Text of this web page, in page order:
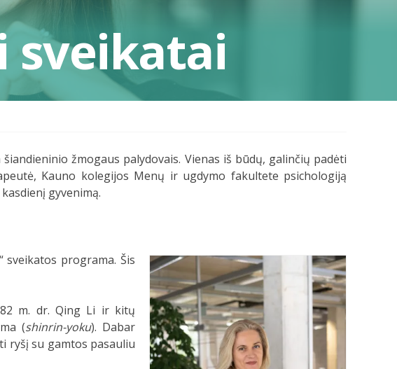
sveikatai
žmogaus palydovais. Vienas iš būdų, galinčių padėti
Kauno kolegijos Menų ir ugdymo fakultete psichologiją
gyvenimą.
programa. Šis
m. dr. Qing Li ir kitų
(shinrin-yoku). Dabar
ryšį su gamtos pasauliu